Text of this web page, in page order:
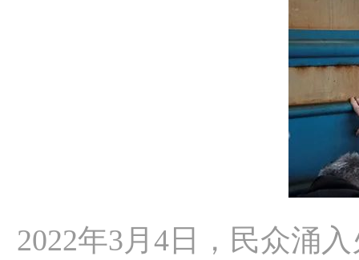
2022年3月4日，民众涌